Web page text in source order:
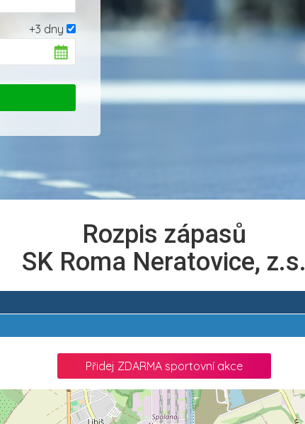
+3 dny
Rozpis zápasů
SK Roma Neratovice, z.s.
Přidej ZDARMA sportovní akce